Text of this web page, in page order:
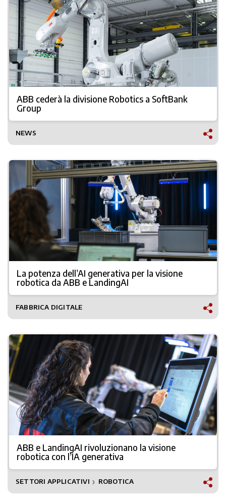
ABB cederà la divisione Robotics a SoftBank
Group
NEWS
La potenza dell’AI generativa per la visione
robotica da ABB e LandingAI
FABBRICA DIGITALE
ABB e LandingAI rivoluzionano la visione
robotica con l’IA generativa
SETTORI APPLICATIVI ❯ ROBOTICA